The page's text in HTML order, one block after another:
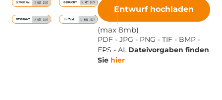
Entwurf hochladen
(max 8mb)
PDF - JPG - PNG - TIF - BMP -
EPS - AI. Dateivorgaben finden
Sie hier